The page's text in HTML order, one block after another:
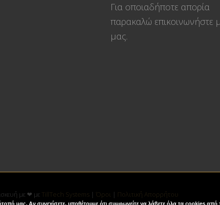
Για οποιαδήποτε απορία
παρακαλώ επικοινωνήστε
μας.
με ❤ με TillTech Systems | Όροι | Πολιτική Απορρήτου
μας. Αν συνεχίσετε, υποθέτουμε ότι συμφωνείτε να λάβετε όλα τα cookies από